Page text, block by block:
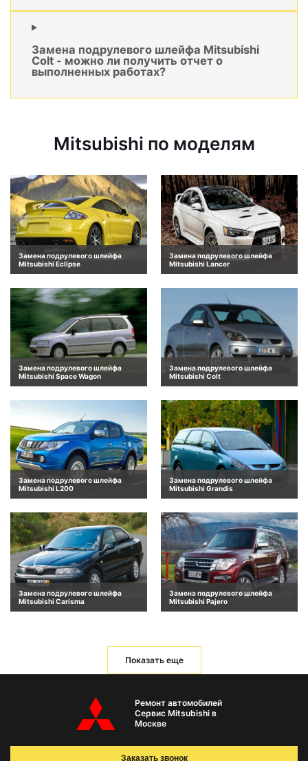
Замена подрулевого шлейфа Mitsubishi
Colt - можно ли получить отчет о
выполненных работах?
Mitsubishi по моделям
Замена подрулевого шлейфа
Mitsubishi Eclipse
Замена подрулевого шлейфа
Mitsubishi Lancer
Замена подрулевого шлейфа
Mitsubishi Space Wagon
Замена подрулевого шлейфа
Mitsubishi Colt
Замена подрулевого шлейфа
Mitsubishi L200
Замена подрулевого шлейфа
Mitsubishi Grandis
Замена подрулевого шлейфа
Mitsubishi Carisma
Замена подрулевого шлейфа
Mitsubishi Pajero
Показать еще
Ремонт автомобилей
Сервис Mitsubishi в
Москве
Заказать звонок